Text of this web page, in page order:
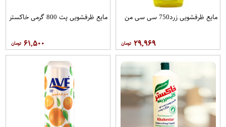
مایع ظرفشویی زرد750 سی سی من
۲۹,۹۶۹
مایع ظرفشویی پت 800 گرمی خاکستر
۶۱,۵۰۰